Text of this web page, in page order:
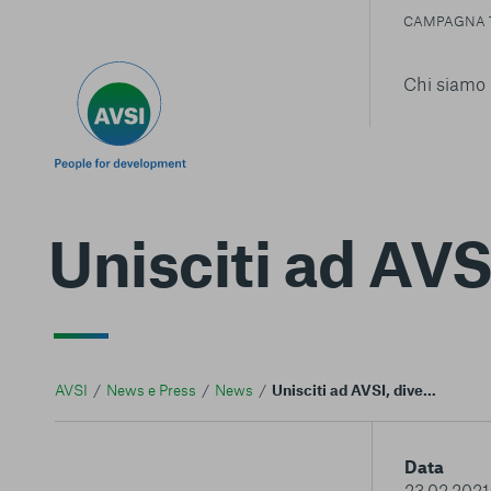
Chi siamo
CAMPAGNA
Unisciti ad
AVSI News e Press News Unisciti ad AVSI, diventa traduttore volontario
Data